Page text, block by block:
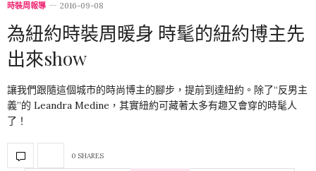
時裝周報導 2016-09-08
為紐約時裝周暖身 時髦的紐約博主先
出來show
讓我們跟隨這個城市的時尚博主的腳步，提前到達紐約。除了“反男主
義”的 Leandra Medine，其實紐約可藏著太多有趣又會穿的時髦人
了！
0 SHARES